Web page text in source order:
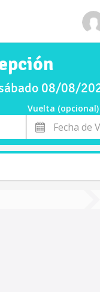
08/08/
Vuelta (opcional)
Fecha
de
Vuelta